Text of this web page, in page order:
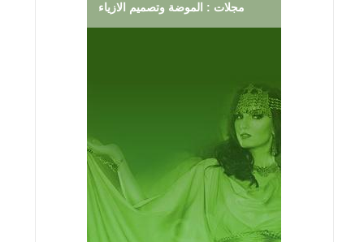
مجلات : الموضة وتصميم الازياء